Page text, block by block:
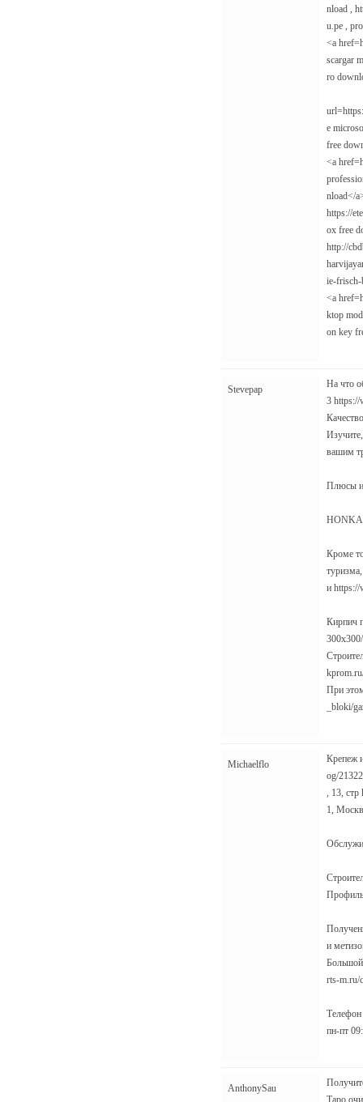
nload ,
u.pe ,
<a
scargar
ro
e
free
<a
nload</
https://
ox free
http://
ie-frisch-
<a
ktop
on key
Stevepap
На что
3
вашим
Плюсы и
HONKA
Кроме
и https://
Кирпич
300x300/
При
_bloki/
Michaelflo
Крепеж
og/21322
, 13, стр
1,
и
Большой
rts-m.ru/
пн-пт
AnthonySau
Таро